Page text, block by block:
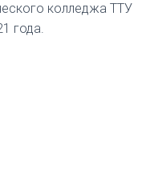
колледжа ТТУ
года.